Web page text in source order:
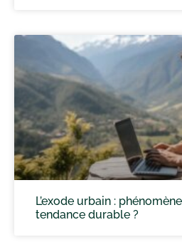
L’exode urbain :
tendance durable ?